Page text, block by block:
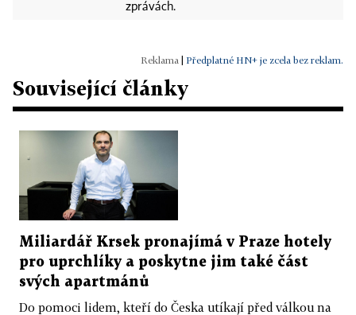
zprávách.
Předplatné HN+ je zcela bez reklam.
Související články
Miliardář Krsek pronajímá v Praze hotely
pro uprchlíky a poskytne jim také část
svých apartmánů
Do pomoci lidem, kteří do Česka utíkají před válkou na